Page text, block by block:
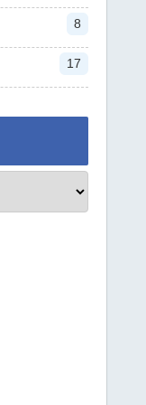
8
17